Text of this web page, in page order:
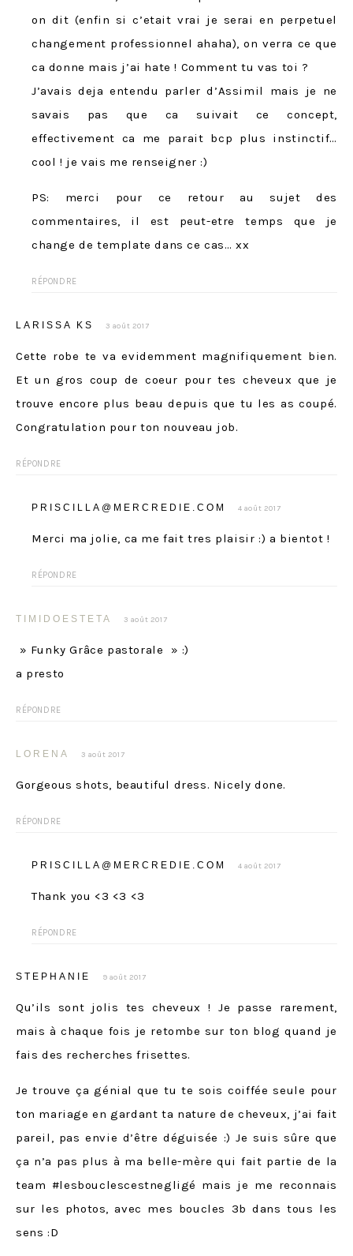
on dit (enfin si c’etait vrai je serai en perpetuel
changement professionnel ahaha), on verra ce que
ca donne mais j’ai hate ! Comment tu vas toi ?
J’avais deja entendu parler d’Assimil mais je ne
savais pas que ca suivait ce concept,
effectivement ca me parait bcp plus instinctif…
cool ! je vais me renseigner :)
PS: merci pour ce retour au sujet des
commentaires, il est peut-etre temps que je
change de template dans ce cas… xx
RÉPONDRE
LARISSA KS 3 août 2017
Cette robe te va evidemment magnifiquement bien.
Et un gros coup de coeur pour tes cheveux que je
trouve encore plus beau depuis que tu les as coupé.
Congratulation pour ton nouveau job.
RÉPONDRE
PRISCILLA@MERCREDIE.COM 4 août 2017
Merci ma jolie, ca me fait tres plaisir :) a bientot !
RÉPONDRE
TIMIDOESTETA 3 août 2017
» Funky Grâce pastorale » :)
a presto
RÉPONDRE
LORENA 3 août 2017
Gorgeous shots, beautiful dress. Nicely done.
RÉPONDRE
PRISCILLA@MERCREDIE.COM 4 août 2017
Thank you <3 <3 <3
RÉPONDRE
STEPHANIE 9 août 2017
Qu’ils sont jolis tes cheveux ! Je passe rarement,
mais à chaque fois je retombe sur ton blog quand je
fais des recherches frisettes.
Je trouve ça génial que tu te sois coiffée seule pour
ton mariage en gardant ta nature de cheveux, j’ai fait
pareil, pas envie d’être déguisée :) Je suis sûre que
ça n’a pas plus à ma belle-mère qui fait partie de la
team #lesbouclescestnegligé mais je me reconnais
sur les photos, avec mes boucles 3b dans tous les
sens :D